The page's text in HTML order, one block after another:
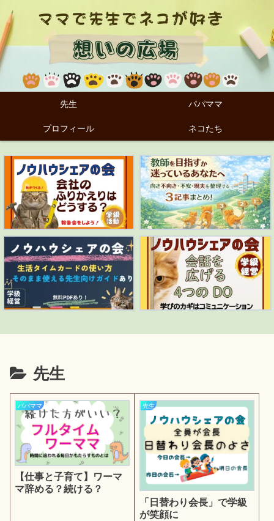
先生 パパママ
プロフィール ネコたち
先生
パパママ
【仕事と子育て】ワーマ
マ辞める？続ける？
先生
「日替わり会長」で学級
が笑顔に